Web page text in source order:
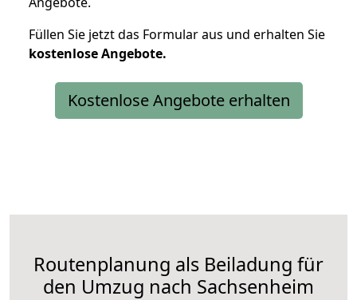
Füllen Sie jetzt das Formular aus und erhalten Sie
kostenloseAngebote.
Kostenlose Angebote erhalten
Routenplanung als Beiladung für
den Umzug nach Sachsenheim